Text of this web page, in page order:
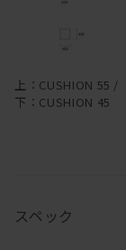
上：CUSHION 55 /
下：CUSHION 45
スペック